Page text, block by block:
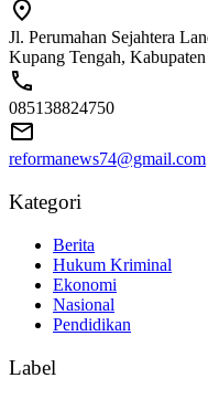
Jl. Perumahan Sejahtera
Kupang Tengah,
085138824750
reformanews74@gmail.com
Kategori
Berita
Hukum Kriminal
Ekonomi
Nasional
Pendidikan
Label